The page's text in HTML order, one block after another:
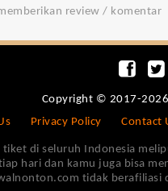
review / komentar
Copyright © 2017-
Privacy Policy Contact
di seluruh Indonesia
hari dan kamu juga bisa
tidak berafiliasi